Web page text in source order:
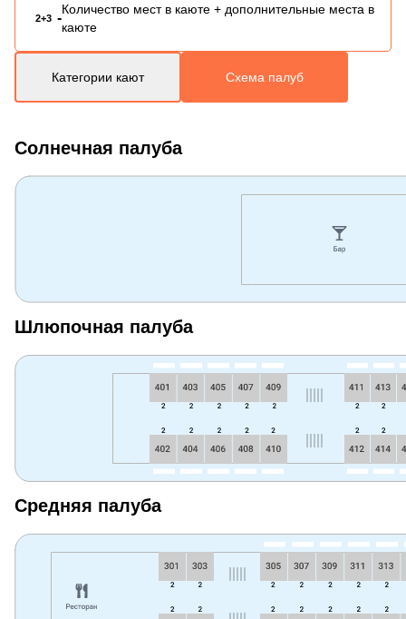
2+3 -
Количество мест в каюте + дополнительные места в
каюте
Категории кают Схема палуб
Солнечная палуба
Шлюпочная палуба
Средняя палуба